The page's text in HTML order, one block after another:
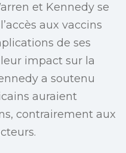
et Kennedy se
aux vaccins
de ses
impact sur la
a soutenu
auraient
contrairement aux